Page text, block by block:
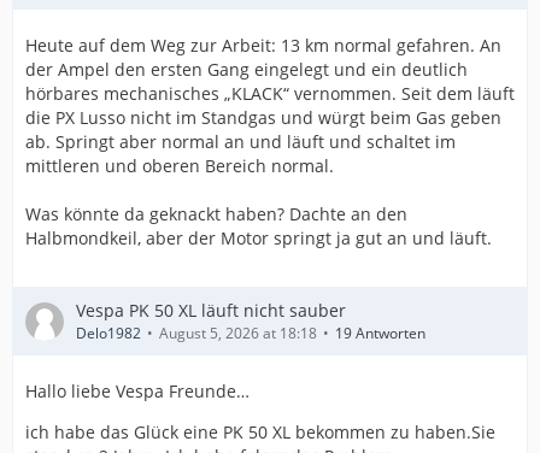
Heute auf dem Weg zur Arbeit: 13 km normal gefahren. An
der Ampel den ersten Gang eingelegt und ein deutlich
hörbares mechanisches „KLACK“ vernommen. Seit dem läuft
die PX Lusso nicht im Standgas und würgt beim Gas geben
ab. Springt aber normal an und läuft und schaltet im
mittleren und oberen Bereich normal.
Was könnte da geknackt haben? Dachte an den
Halbmondkeil, aber der Motor springt ja gut an und läuft.
Vespa PK 50 XL läuft nicht sauber
Delo1982 August 5, 2026 at 18:18 19 Antworten
Hallo liebe Vespa Freunde…
ich habe das Glück eine PK 50 XL bekommen zu haben.Sie